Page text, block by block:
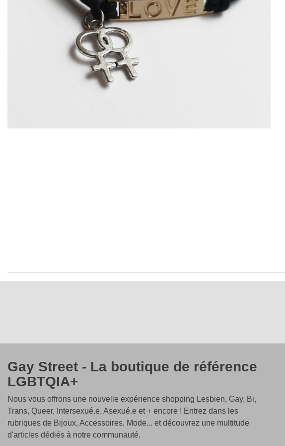
Gay Street - La boutique de référence
LGBTQIA+
Nous vous offrons une nouvelle expérience shopping Lesbien, Gay, Bi,
Trans, Queer, Intersexué.e, Asexué.e et + encore ! Entrez dans les
rubriques de Bijoux, Accessoires, Mode... et découvrez une multitude
d'articles dédiés à notre communauté.